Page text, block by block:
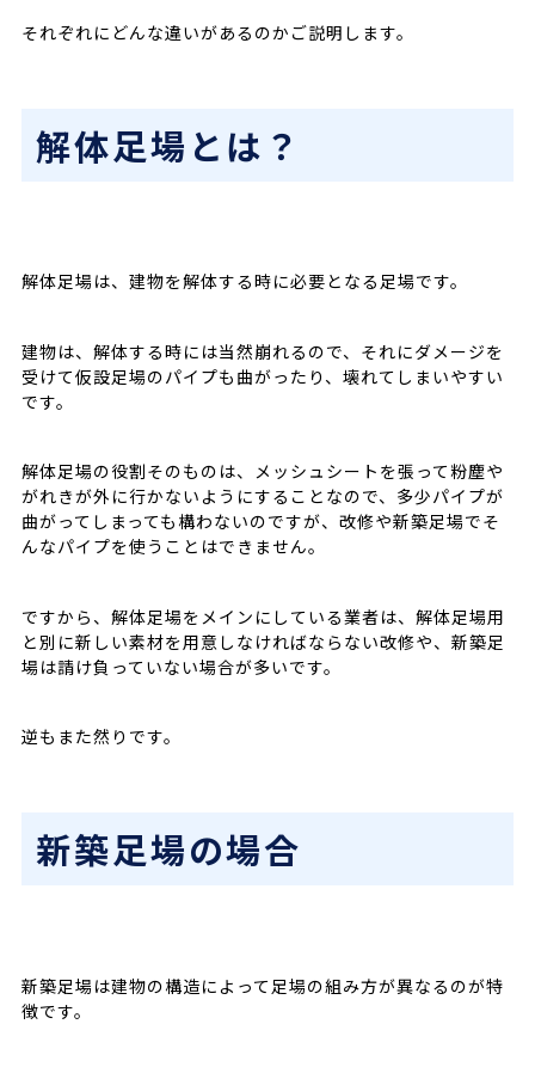
それぞれにどんな違いがあるのかご説明します。
解体足場とは？
解体足場は、建物を解体する時に必要となる足場です。
建物は、解体する時には当然崩れるので、それにダメージを
受けて仮設足場のパイプも曲がったり、壊れてしまいやすい
です。
解体足場の役割そのものは、メッシュシートを張って粉塵や
がれきが外に行かないようにすることなので、多少パイプが
曲がってしまっても構わないのですが、改修や新築足場でそ
んなパイプを使うことはできません。
ですから、解体足場をメインにしている業者は、解体足場用
と別に新しい素材を用意しなければならない改修や、新築足
場は請け負っていない場合が多いです。
逆もまた然りです。
新築足場の場合
新築足場は建物の構造によって足場の組み方が異なるのが特
徴です。